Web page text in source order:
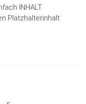
INHALT
Platzhalterinhalt